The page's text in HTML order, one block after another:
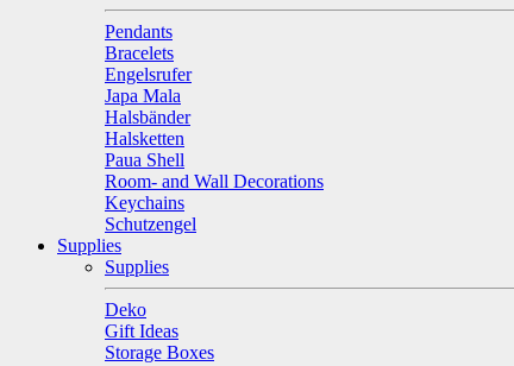
Pendants
Bracelets
Engelsrufer
Japa Mala
Halsbänder
Halsketten
Paua Shell
Room- and Wall Decorations
Keychains
Schutzengel
Supplies
Supplies
Deko
Gift Ideas
Storage Boxes